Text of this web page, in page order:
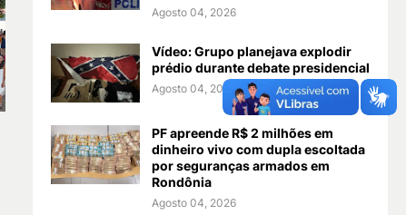
Agosto 04, 2026
Vídeo: Grupo planejava explodir
prédio durante debate presidencial
Agosto 04, 2026
PF apreende R$ 2 milhões em
dinheiro vivo com dupla escoltada
por seguranças armados em
Rondônia
Agosto 04, 2026